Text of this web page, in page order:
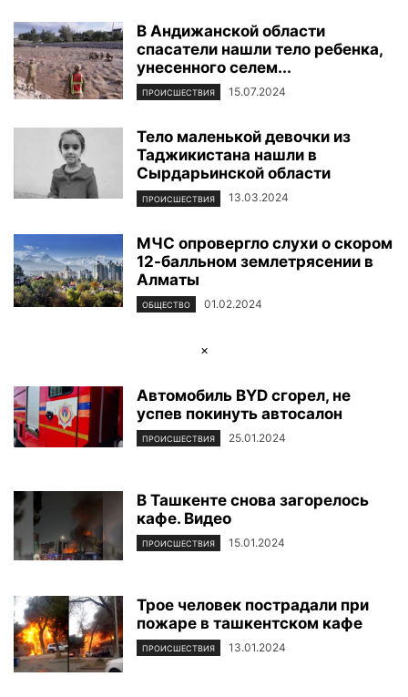
В Андижанской области
спасатели нашли тело ребенка,
унесенного селем...
ПРОИСШЕСТВИЯ 15.07.2024
Тело маленькой девочки из
Таджикистана нашли в
Сырдарьинской области
ПРОИСШЕСТВИЯ 13.03.2024
МЧС опровергло слухи о скором
12-балльном землетрясении в
Алматы
ОБЩЕСТВО 01.02.2024
×
Автомобиль BYD сгорел, не
успев покинуть автосалон
ПРОИСШЕСТВИЯ 25.01.2024
В Ташкенте снова загорелось
кафе. Видео
ПРОИСШЕСТВИЯ 15.01.2024
Трое человек пострадали при
пожаре в ташкентском кафе
ПРОИСШЕСТВИЯ 13.01.2024